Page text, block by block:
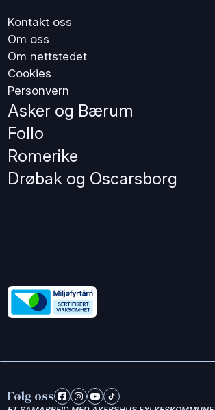
Kontakt oss
Om oss
Om nettstedet
Cookies
Personvern
Asker og Bærum
Follo
Romerike
Drøbak og Oscarsborg
Følg oss